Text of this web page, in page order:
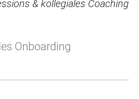
& kollegiales Coaching
Onboarding